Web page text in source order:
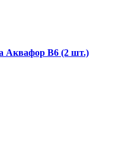
Аквафор В6 (2 шт.)